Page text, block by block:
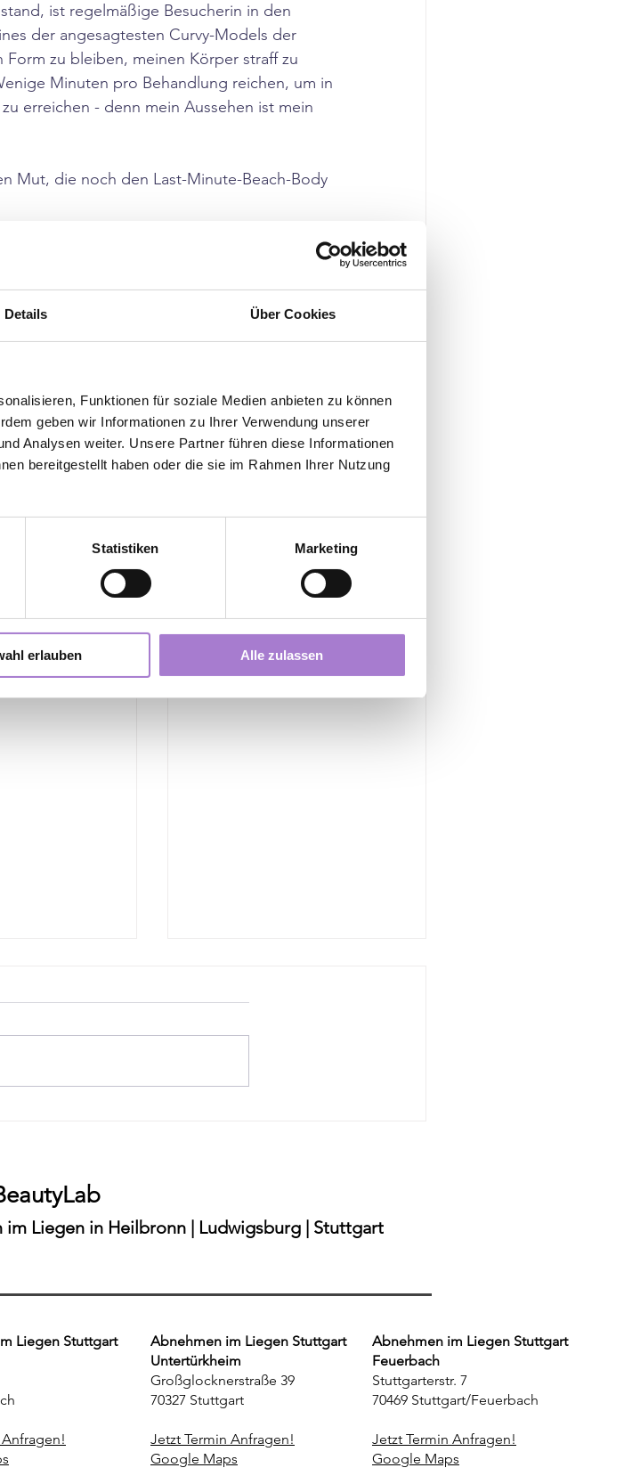
Details Über Cookies
Funktionen für soziale Medien anbieten zu können
geben wir Informationen zu Ihrer Verwendung unserer
Analysen weiter. Unsere Partner führen diese Informationen
bereitgestellt haben oder die sie im Rahmen Ihrer Nutzung
Statistiken Marketing
erlauben Alle zulassen
ist regelmäßige Besucherin in den
der angesagtesten Curvy-Models der
zu bleiben, meinen Körper straff zu
Minuten pro Behandlung reichen, um in
erreichen - denn mein Aussehen ist mein
Mut, die noch den Last-Minute-Beach-Body
#gesundab
#sommer
sichern!
Liegen in Heilbronn | Ludwigsburg | Stuttgart
Liegen Stuttgart
Abnehmen im Liegen Stuttgart
Untertürkheim
Großglocknerstraße 39
70327 Stuttgart
Jetzt Termin Anfragen!
Google Maps
Abnehmen im Liegen Stuttgart
Feuerbach
Stuttgarterstr. 7
70469 Stuttgart/Feuerbach
Jetzt Termin Anfragen!
Google Maps